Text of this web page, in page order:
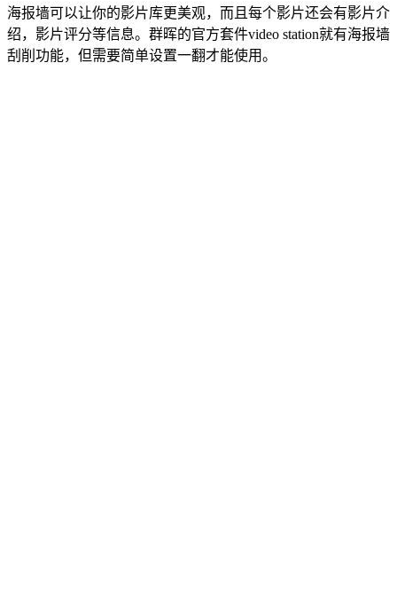
海报墙可以让你的影片库更美观，而且每个影片还会有影片介
绍，影片评分等信息。群晖的官方套件video station就有海报墙
刮削功能，但需要简单设置一翻才能使用。